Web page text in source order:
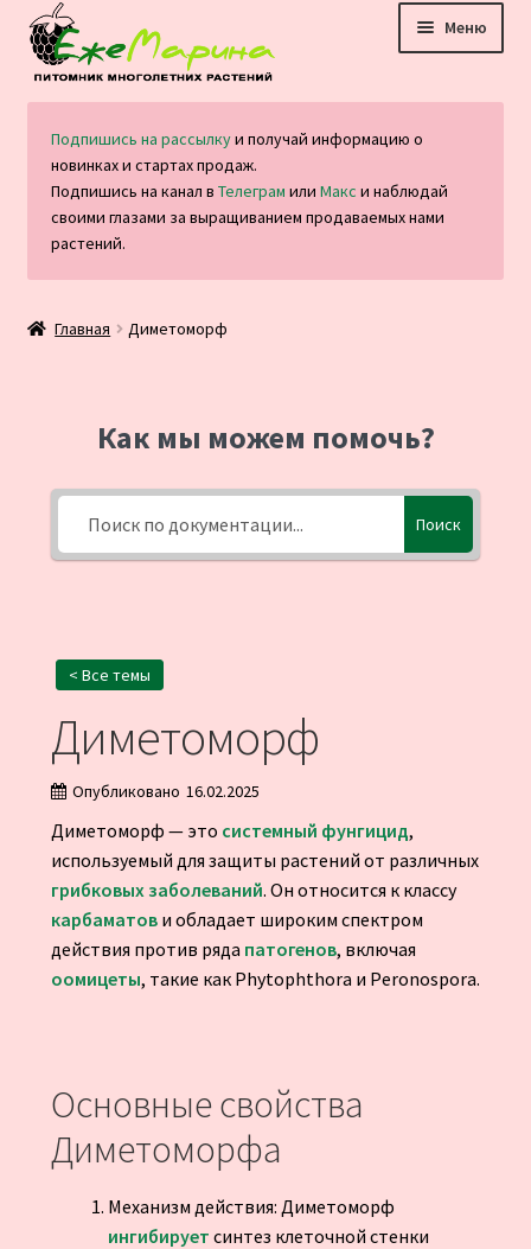
Перейти
к
навигации
Перейти
к
содержимому
Меню
Каталог
Оплата и доставка
Контакты
Подпишись на рассылкуи получай информацию о
новинках и стартах продаж.
Подпишись на канал в Телеграм или Макс и наблюдай
своими глазами за выращиванием продаваемых нами
растений.
Главная Диметоморф
Как мы можем помочь?
Поиск
< Все темы
Диметоморф
Опубликовано 16.02.2025
Диметоморф — это системный фунгицид,
используемый для защиты растений от различных
грибковых заболеваний. Он относится к классу
карбаматови обладает широким спектром
действия против ряда патогенов, включая
оомицеты, такие как Phytophthora и Peronospora.
Основные свойства
Диметоморфа
Механизм действия: Диметоморф
ингибирует синтез клеточной стенки